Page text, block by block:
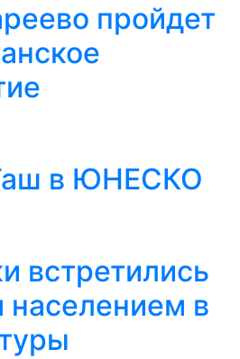
пройдет
в ЮНЕСКО
встретились
в